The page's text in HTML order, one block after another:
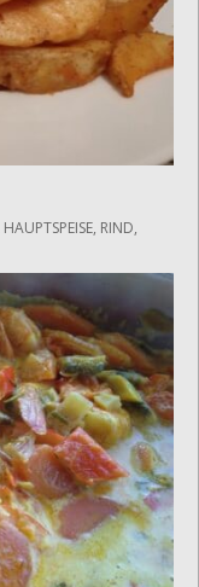
HAUPTSPEISE, RIND,